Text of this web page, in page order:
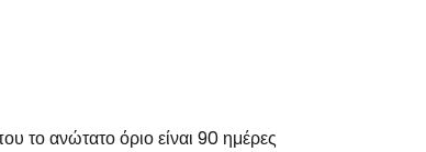
το ανώτατο όριο είναι 90 ημέρες